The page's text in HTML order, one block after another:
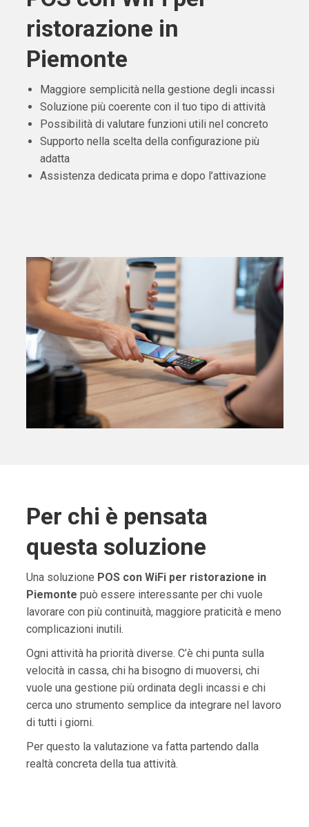
ristorazione in
Piemonte
Maggiore semplicità nella gestione degli incassi
Soluzione più coerente con il tuo tipo di attività
Possibilità di valutare funzioni utili nel concreto
Supporto nella scelta della configurazione più
adatta
Assistenza dedicata prima e dopo l’attivazione
Per chi è pensata
questa soluzione
Una soluzione POS con WiFi per ristorazione in
Piemonte può essere interessante per chi vuole
lavorare con più continuità, maggiore praticità e meno
complicazioni inutili.
Ogni attività ha priorità diverse. C’è chi punta sulla
velocità in cassa, chi ha bisogno di muoversi, chi
vuole una gestione più ordinata degli incassi e chi
cerca uno strumento semplice da integrare nel lavoro
di tutti i giorni.
Per questo la valutazione va fatta partendo dalla
realtà concreta della tua attività.